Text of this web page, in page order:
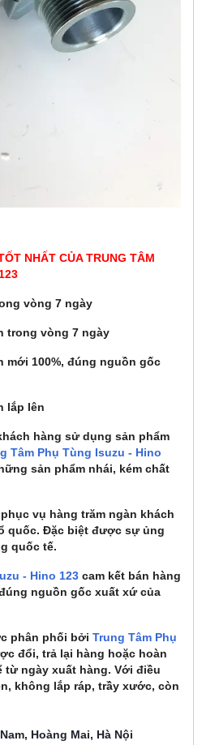
NHẤT CỦA TRUNG TÂM
vòng 7 ngày
trong vòng 7 ngày
mới 100%, đúng nguồn gốc
lắp lên
hàng sử dụng sản phẩm
Tâm Phụ Tùng Isuzu - Hino
sản phẩm nhái, kém chất
vụ hàng trăm ngàn khách
quốc. Đặc biệt được sự ủng
quốc tế.
- Hino 123 cam kết bán hàng
nguồn gốc xuất xứ của
phân phối bởi Trung Tâm Phụ
đổi, trả lại hàng hoặc hoàn
từ ngày xuất hàng. Với điều
không lắp ráp, trầy xước, còn
Hoàng Mai, Hà Nội